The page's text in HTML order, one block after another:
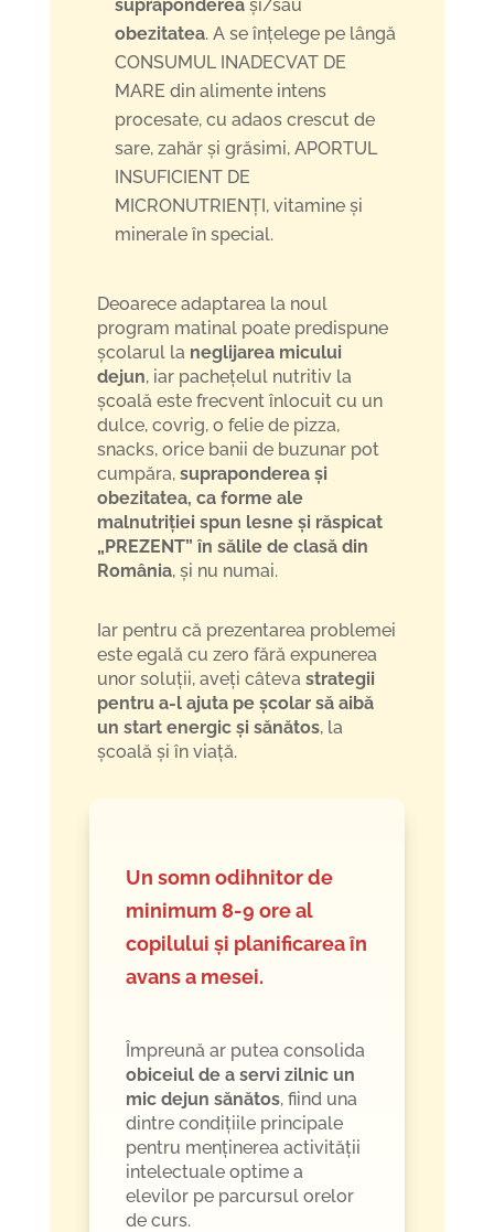
suprapondereași/sau
obezitatea. A se înțelege pe lângă
CONSUMUL INADECVAT DE
MARE din alimente intens
procesate, cu adaos crescut de
sare, zahăr și grăsimi, APORTUL
INSUFICIENT DE
MICRONUTRIENȚI, vitamine și
minerale în special.
Deoarece adaptarea la noul
program matinal poate predispune
școlarul laneglijarea micului
dejun, iar pachețelul nutritiv la
școală este frecvent înlocuit cu un
dulce, covrig, o felie de pizza,
snacks, orice banii de buzunar pot
cumpăra,supraponderea și
obezitatea, ca forme ale
malnutriției spun lesne și răspicat
„PREZENT” în sălile de clasă din
România, și nu numai.
Iar pentru că prezentarea problemei
este egală cu zero fără expunerea
unor soluții, aveți câteva strategii
pentru a-l ajuta pe școlar să aibă
un start energic și sănătos, la
școală și în viață.
Un somn odihnitor de
minimum 8-9 ore al
copilului și planificarea în
avans a mesei.
Împreună ar putea consolida
obiceiul de a servi zilnic un
mic dejun sănătos, fiind una
dintre condițiile principale
pentru menținerea activității
intelectuale optime a
elevilor pe parcursul orelor
de curs.